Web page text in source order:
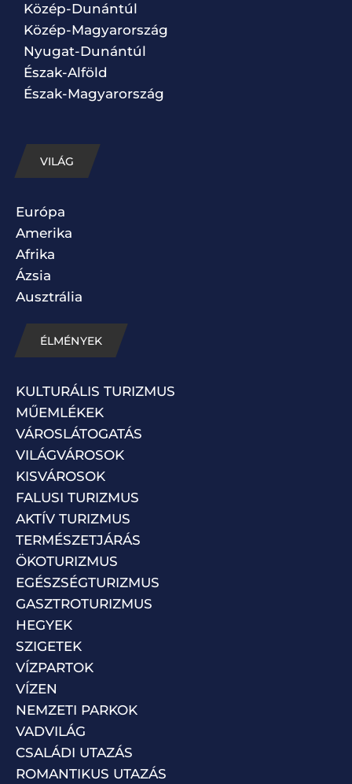
Közép-Dunántúl
Közép-Magyarország
Nyugat-Dunántúl
Észak-Alföld
Észak-Magyarország
VILÁG
Európa
Amerika
Afrika
Ázsia
Ausztrália
ÉLMÉNYEK
KULTURÁLIS TURIZMUS
MŰEMLÉKEK
VÁROSLÁTOGATÁS
VILÁGVÁROSOK
KISVÁROSOK
FALUSI TURIZMUS
AKTÍV TURIZMUS
TERMÉSZETJÁRÁS
ÖKOTURIZMUS
EGÉSZSÉGTURIZMUS
GASZTROTURIZMUS
HEGYEK
SZIGETEK
VÍZPARTOK
VÍZEN
NEMZETI PARKOK
VADVILÁG
CSALÁDI UTAZÁS
ROMANTIKUS UTAZÁS